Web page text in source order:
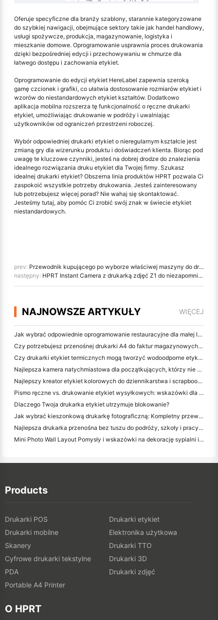
Oferuje specyficzne dla branży szablony, starannie kategoryzowane
do szybkiej nawigacji, obejmujące sektory takie jak handel handlowy,
usługi spożywcze, produkcja, magazynowanie, logistyka i
mieszkanie domowe. Oprogramowanie usprawnia proces drukowania
dzięki bezpośredniej edycji i przechowywaniu w chmurze dla
łatwego dostępu i zachowania etykiet.
Oprogramowanie do edycji etykiet HereLabel zapewnia szeroką
gamę czcionek i grafiki, co ułatwia dostosowanie rozmiarów etykiet i
wzorów do niestandardowych etykiet kształtów. Dodatkowo
aplikacja mobilna rozszerza tę funkcjonalność o ręczne drukarki
etykiet, umożliwiając drukowanie w podróży i uwalniając
użytkowników od ograniczeń przestrzeni roboczej.
Wybór odpowiedniej drukarki etykiet o nieregularnym kształcie jest
zmianą gry dla wizerunku produktu i doświadczeń klienta. Biorąc pod
uwagę te kluczowe czynniki, jesteś na dobrej drodze do znalezienia
idealnego rozwiązania druku etykiet dla Twojej firmy. Szukasz
idealnej drukarki etykiet? Obszerna linia produktów HPRT pozwala Ci
zaspokoić wszystkie potrzeby drukowania. Jesteś zainteresowany
lub potrzebujesz więcej porad? Nie wahaj się skontaktować.
Jesteśmy tutaj, aby pomóc Ci zrobić swój znak w świecie etykiet
niestandardowych.
prev: Przewodnik kupującego po wyborze właściwej maszyny do drukowania rachunków
następny: HPRT Instant Camera z drukarką zdjęć Z1 do niezapomnianych podróży i imprez
NAJNOWSZE ARTYKUŁY WIĘCEJ
Jak wybrać odpowiednie oprogramowanie restauracyjne dla małej lub średniej restauracji
Czy potrzebujesz przenośnej drukarki A4 do faktur magazynowych? Co naprawdę działa
Czy drukarki etykiet termicznych mogą tworzyć wodoodporne etykiety dla produktów małych firm?
Najlepsza kamera natychmiastowa dla początkujących, którzy nie chcą marnować papieru
Najlepszy kreator etykiet kolorowych do dziennikarstwa i scrapbooking: dodaj więcej kolorów do każdej strony
Pismo ręczne vs. drukowanie etykiet wysyłkowych: wskazówki dla małych firm w 2026 roku
Dlaczego Twoja drukarka etykiet utrzymuje blokowanie?
Jak wybrać kieszonkową drukarkę fotograficzną: Kompletny przewodnik dla użytkowników dziennikarstwa, podróży i iPhone'a
Najlepsza drukarka przenośna bez tuszu do podróży, szkoły i pracy mobilnej: Hanin MT620 Pro Review
Mini Photo Wall Layout Pomysły i wskazówki na dekorację sypialni i dormitorium
Products
Drukarki POS
Drukarki etykiet
Drukarki mobilne
Elektronika użytkowa
Skanery
Drukarki TTO
Cyfrowe drukarki tekstylne
Drukarki 3D
PDA
Drukarki zdjęć
Portable A4 Printer
O HPRT